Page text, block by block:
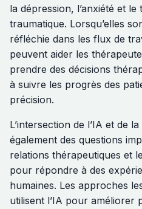
la dépression, l’anxiété et
traumatique. Lorsqu’elles
réfléchie dans les flux de
peuvent aider les
prendre des décisions
à suivre les progrès des
précision.
L’intersection de l’IA et de
également des questions
relations thérapeutiques et
pour répondre à des
humaines. Les approches
utilisent l’IA pour améliorer